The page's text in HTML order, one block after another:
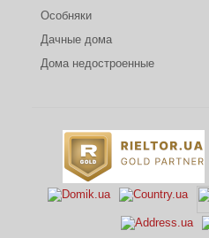
Особняки
Дачные дома
Дома недостроенные